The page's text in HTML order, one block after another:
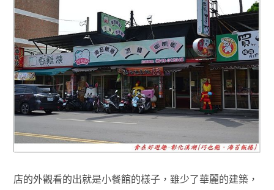
店的外觀看的出就是小餐館的樣子，雖少了華麗的建築，